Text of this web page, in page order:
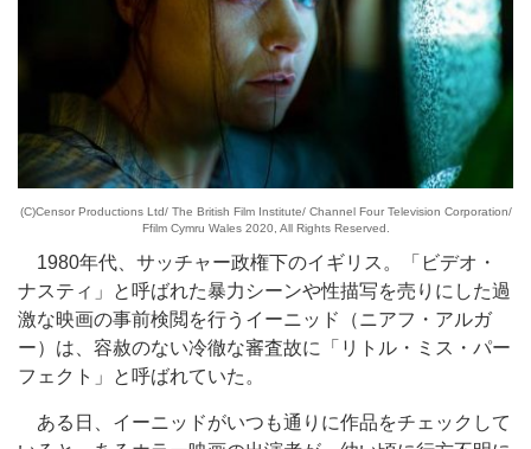
(C)Censor Productions Ltd/ The British Film Institute/ Channel Four Television Corporation/
Ffilm Cymru Wales 2020, All Rights Reserved.
1980年代、サッチャー政権下のイギリス。「ビデオ・
ナスティ」と呼ばれた暴力シーンや性描写を売りにした過
激な映画の事前検閲を行うイーニッド（ニアフ・アルガ
ー）は、容赦のない冷徹な審査故に「リトル・ミス・パー
フェクト」と呼ばれていた。
ある日、イーニッドがいつも通りに作品をチェックして